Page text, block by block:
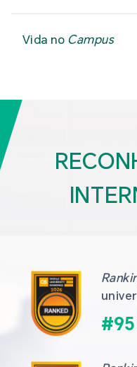
Vida no Campus
#